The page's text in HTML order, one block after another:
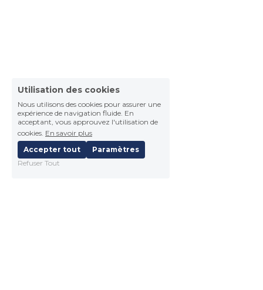
Utilisation des cookies
Nous utilisons des cookies pour assurer une
expérience de navigation fluide. En
acceptant, vous approuvez l'utilisation de
cookies. En savoir plus
Accepter tout
Paramètres
Refuser Tout